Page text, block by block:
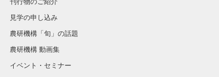
刊行物のご紹介
見学の申し込み
農研機構「旬」の話題
農研機構 動画集
イベント・セミナー